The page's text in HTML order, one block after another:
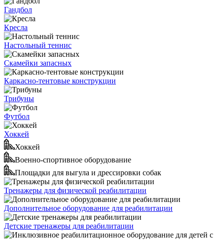
Гандбол
Кресла
Настольный теннис
Скамейки запасных
Каркасно-тентовые конструкции
Трибуны
Футбол
Хоккей
Хоккей
Военно-спортивное оборудование
Площадки для выгула и дрессировки собак
Тренажеры для физической реабилитации
Дополнительное оборудование для реабилитации
Детские тренажеры для реабилитации